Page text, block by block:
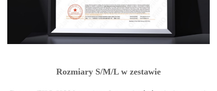
Rozmiary S/M/L w zestawie